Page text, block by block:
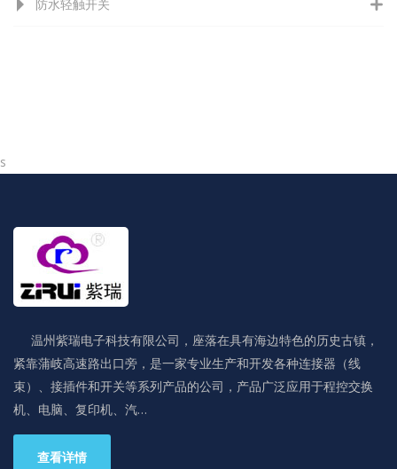
防水轻触开关
s
温州紫瑞电子科技有限公司，座落在具有海边特色的历史古镇，
紧靠蒲岐高速路出口旁，是一家专业生产和开发各种连接器（线
束）、接插件和开关等系列产品的公司，产品广泛应用于程控交换
机、电脑、复印机、汽…
查看详情